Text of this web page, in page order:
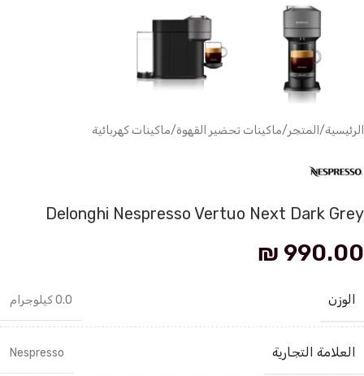
الرئيسية/ المتجر/ماكينات تحضير القهوة/ماكينات كهربائية
Delonghi Nespresso Vertuo Next Dark Grey
₪ 990.00
الوزن 0.0 كيلوجرام
العلامة التجارية Nespresso